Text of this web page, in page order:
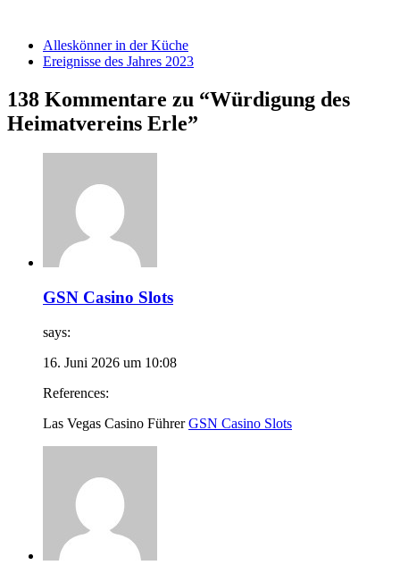
Alleskönner in der Küche
Ereignisse des Jahres 2023
138 Kommentare zu “Würdigung des
Heimatvereins Erle”
GSN Casino Slots
says:
16. Juni 2026 um 10:08
References:
Las Vegas Casino FührerGSN Casino Slots